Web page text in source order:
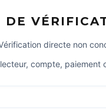
DE
directe non
compte, paiement